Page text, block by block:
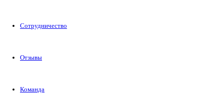
Сотрудничество
Отзывы
Команда